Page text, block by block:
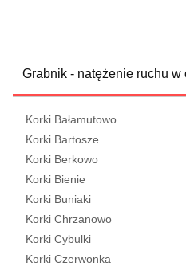
Grabnik - natężenie ruchu
Korki Bałamutowo
Korki Bartosze
Korki Berkowo
Korki Bienie
Korki Buniaki
Korki Chrzanowo
Korki Cybulki
Korki Czerwonka